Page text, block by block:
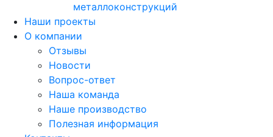
металлоконструкций
Наши проекты
О компании
Отзывы
Новости
Вопрос-ответ
Наша команда
Наше производство
Полезная информация